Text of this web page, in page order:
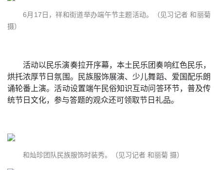
6月17日，祥和街道举办端午节主题活动。（见习记者 和丽菊
摄）
活动以民乐演奏拉开序幕，本土民乐团奏响红色民乐，
烘托浓厚节日氛围。民族服饰展演、少儿舞蹈、爱国配乐朗
诵轮番上演。活动设置端午民俗知识互动问答环节，普及传
统节日文化，参与答题的观众还可领取节日礼品。
和灿珍团队民族服饰时装秀。（见习记者 和丽菊 摄）